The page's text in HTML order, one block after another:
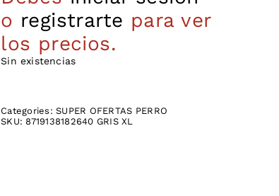
o registrarte para ver
los precios.
Sin existencias
Categories:SUPER OFERTAS PERRO
SKU: 8719138182640 GRIS XL